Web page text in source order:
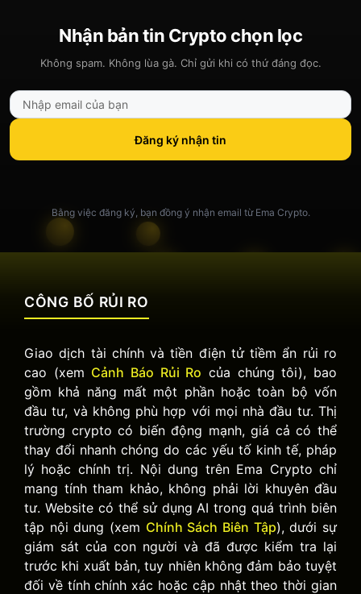
Nhận bản tin Crypto chọn lọc
Không spam. Không lùa gà. Chỉ gửi khi có thứ đáng đọc.
Đăng ký nhận tin
Bằng việc đăng ký, bạn đồng ý nhận email từ Ema Crypto.
CÔNG BỐ RỦI RO
Giao dịch tài chính và tiền điện tử tiềm ẩn rủi ro
cao (xem Cảnh Báo Rủi Ro của chúng tôi), bao
gồm khả năng mất một phần hoặc toàn bộ vốn
đầu tư, và không phù hợp với mọi nhà đầu tư. Thị
trường crypto có biến động mạnh, giá cả có thể
thay đổi nhanh chóng do các yếu tố kinh tế, pháp
lý hoặc chính trị. Nội dung trên Ema Crypto chỉ
mang tính tham khảo, không phải lời khuyên đầu
tư. Website có thể sử dụng AI trong quá trình biên
tập nội dung (xem Chính Sách Biên Tập), dưới sự
giám sát của con người và đã được kiểm tra lại
trước khi xuất bản, tuy nhiên không đảm bảo tuyệt
đối về tính chính xác hoặc cập nhật theo thời gian